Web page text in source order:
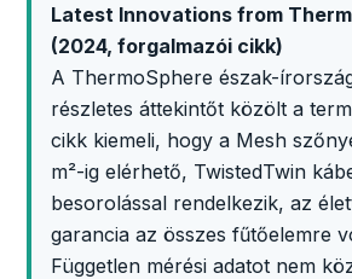
Latest Innovations from
(2024, forgalmazói cikk)
A ThermoSphere észak-
részletes áttekintőt közölt a
cikk kiemeli, hogy a Mesh
m²-ig elérhető, TwistedTwin
besorolással rendelkezik, az
garancia az összes fűtőelemre
Független mérési adatot nem